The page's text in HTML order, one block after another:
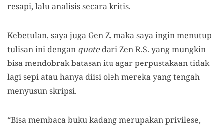
resapi, lalu analisis secara kritis.
Kebetulan, saya juga Gen Z, maka saya ingin menutup
tulisan ini dengan quotedari Zen R.S. yang mungkin
bisa mendobrak batasan itu agar perpustakaan tidak
lagi sepi atau hanya diisi oleh mereka yang tengah
menyusun skripsi.
“Bisa membaca buku kadang merupakan privilese,